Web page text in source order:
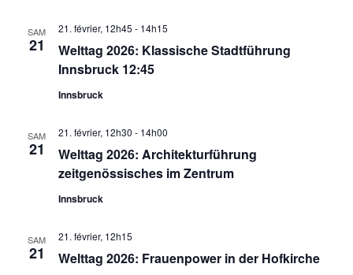
SAM
21
Welttag 2026: Klassische Stadtführung
Innsbruck 12:45
21. février, 12h45 - 14h15
Innsbruck
SAM
21
Welttag 2026: Architekturführung
zeitgenössisches im Zentrum
21. février, 12h30 - 14h00
Innsbruck
SAM
21 Welttag 2026: Frauenpower in der Hofkirche
21. février, 12h15